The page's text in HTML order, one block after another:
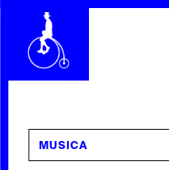
CHI SIAMO
SEGUICI
SCOPRI
RACCONTI
MUSICA